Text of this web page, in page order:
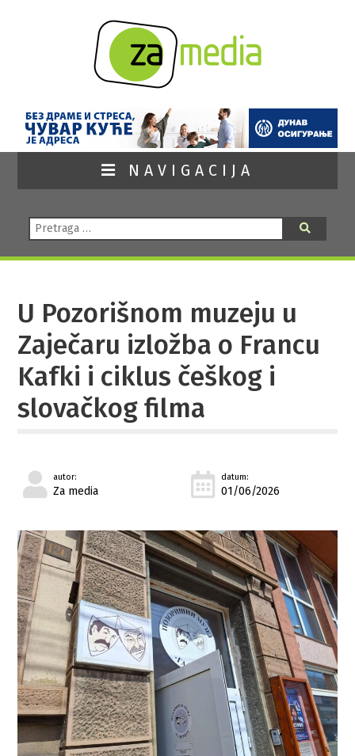
NAVIGACIJA
Pretraga:
U Pozorišnom muzeju u
Zaječaru izložba o Francu
Kafki i ciklus češkog i
slovačkog filma
autor:
Za media
datum:
01/06/2026